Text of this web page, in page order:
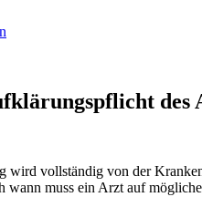
des
wird vollständig von der
wann muss ein Arzt auf